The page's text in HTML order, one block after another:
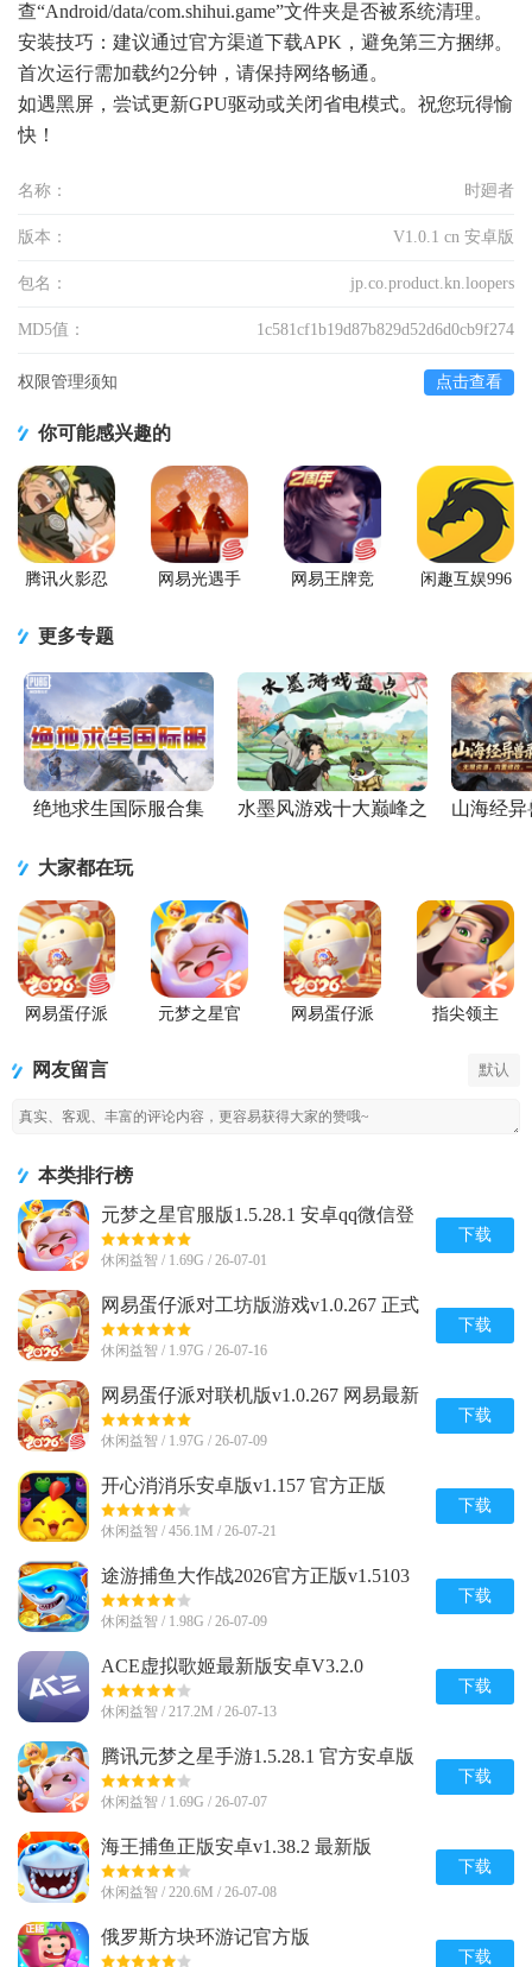
查“Android/data/com.shihui.game”文件夹是否被系统清理。
安装技巧：建议通过官方渠道下载APK，避免第三方捆绑。
首次运行需加载约2分钟，请保持网络畅通。
如遇黑屏，尝试更新GPU驱动或关闭省电模式。祝您玩得愉
快！
名称： 时廻者
版本： V1.0.1 cn 安卓版
包名： jp.co.product.kn.loopers
MD5值： 1c581cf1b19d87b829d52d6d0cb9f274
权限管理须知 点击查看
你可能感兴趣的
腾讯火影忍
网易光遇手
网易王牌竞
闲趣互娱996
更多专题
绝地求生国际服合集
水墨风游戏十大巅峰之
山海经
大家都在玩
网易蛋仔派
元梦之星官
网易蛋仔派
指尖领主
网友留言 默认
本类排行榜
元梦之星官服版1.5.28.1 安卓qq微信登
录版
休闲益智 / 1.69G / 26-07-01
下载
网易蛋仔派对工坊版游戏v1.0.267 正式
版
休闲益智 / 1.97G / 26-07-16
下载
网易蛋仔派对联机版v1.0.267 网易最新
版
休闲益智 / 1.97G / 26-07-09
下载
开心消消乐安卓版v1.157 官方正版
休闲益智 / 456.1M / 26-07-21
下载
途游捕鱼大作战2026官方正版v1.5103
手机最新版
休闲益智 / 1.98G / 26-07-09
下载
ACE虚拟歌姬最新版安卓V3.2.0
休闲益智 / 217.2M / 26-07-13
下载
腾讯元梦之星手游1.5.28.1 官方安卓版
休闲益智 / 1.69G / 26-07-07
下载
海王捕鱼正版安卓v1.38.2 最新版
休闲益智 / 220.6M / 26-07-08
下载
俄罗斯方块环游记官方版
v1.87001.145205 最新版
下载